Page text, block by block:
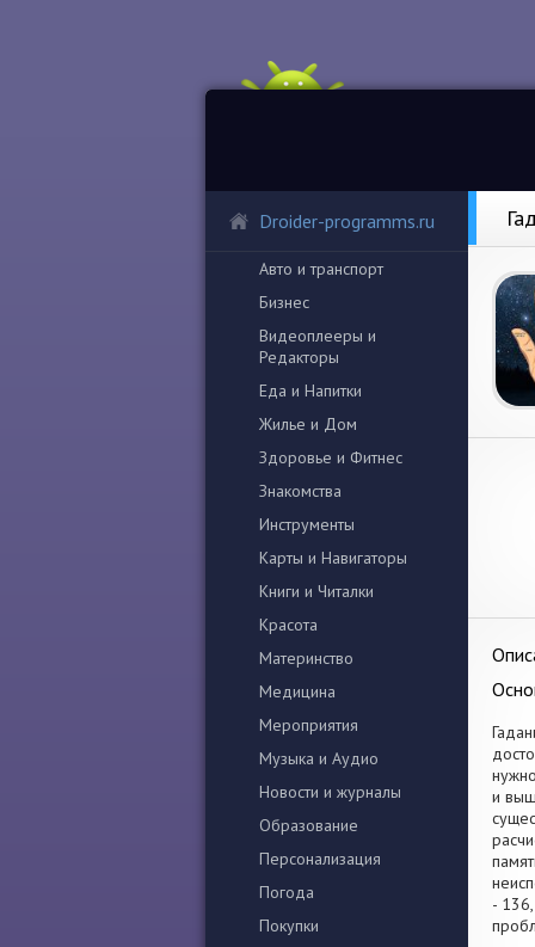
Droider-programms.ru
Авто и транспорт
Бизнес
Видеоплееры и
Редакторы
Еда и Напитки
Жилье и Дом
Здоровье и Фитнес
Знакомства
Инструменты
Карты и Навигаторы
Книги и Читалки
Красота
Материнство
Медицина
Мероприятия
Музыка и Аудио
Новости и журналы
Образование
Персонализация
Погода
Покупки
и
-